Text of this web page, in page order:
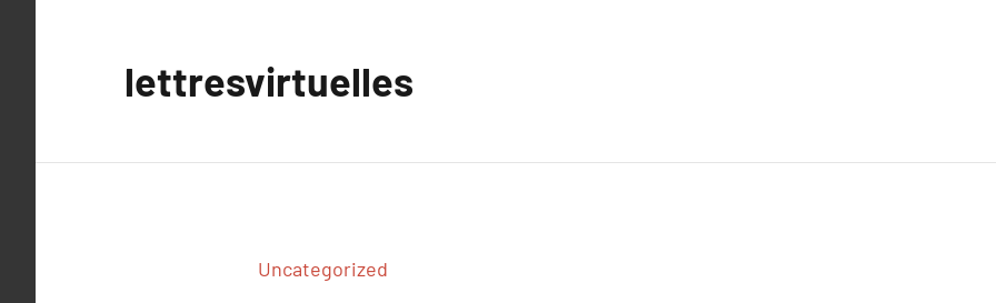
lettresvirtuelles
Uncategorized